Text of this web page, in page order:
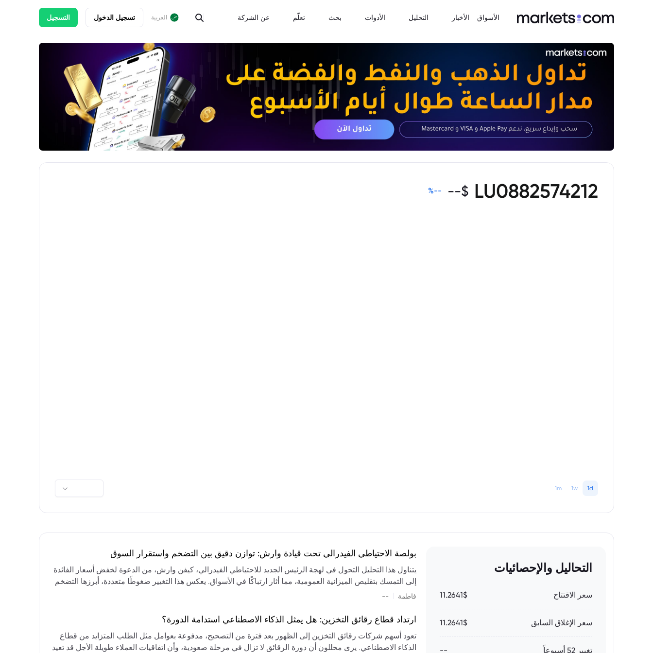
الأسواق الأخبار التحليل الأدوات بحث تعلّم عن الشركة العربية تسجيل الدخول التسجيل
LU0882574212
$
--
--
%
1d
1w
1m
التحاليل والإحصائيات
سعر الاقتتاح 11.2641$
سعر الإغلاق السابق 11.2641$
تغيير 52 أسبوعاً --
بولصة الاحتياطي الفيدرالي تحت قيادة وارش: توازن دقيق بين التضخم واستقرار السوق
يتناول هذا التحليل التحول في لهجة الرئيس الجديد للاحتياطي الفيدرالي، كيفن وارش، من الدعوة لخفض أسعار الفائدة
إلى التمسك بتقليص الميزانية العمومية، مما أثار ارتباكًا في الأسواق. يعكس هذا التغيير ضغوطًا متعددة، أبرزها التضخم
المستمر، والعجز المالي الكبير، والتوترات الجيوسياسية في الشرق الأوسط، التي تقيد خيارات خفض الفائدة أو خفض
وتجنب التدابير الاستفزازية التي قد تزعزع استقرار السوق.
فاطمة --
ارتداد قطاع رقائق التخزين: هل يمثل الذكاء الاصطناعي استدامة الدورة؟
تعود أسهم شركات رقائق التخزين إلى الظهور بعد فترة من التصحيح، مدفوعة بعوامل مثل الطلب المتزايد من قطاع
الذكاء الاصطناعي. يرى محللون أن دورة الرقائق لا تزال في مرحلة صعودية، وأن اتفاقيات العملاء طويلة الأجل قد تعيد